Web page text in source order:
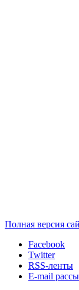
Полная версия
Facebook
Twitter
RSS-ленты
E-mail